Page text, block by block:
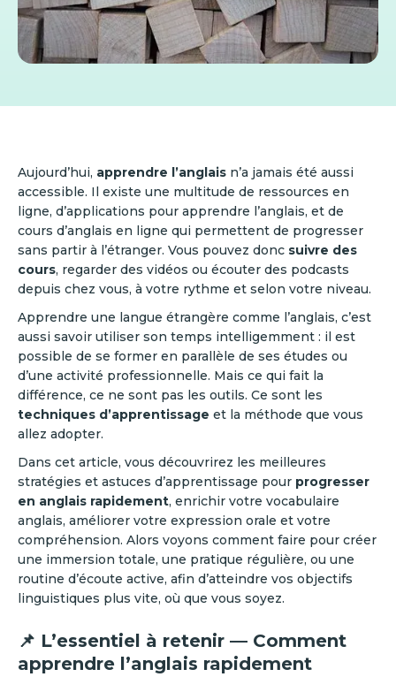
Aujourd’hui, apprendre l’anglais n’a jamais été aussi
accessible. Il existe une multitude de ressources en
ligne, d’applications pour apprendre l’anglais, et de
cours d’anglais en ligne qui permettent de progresser
sans partir à l’étranger. Vous pouvez donc suivre des
cours, regarder des vidéos ou écouter des podcasts
depuis chez vous, à votre rythme et selon votre niveau.
Apprendre une langue étrangère comme l’anglais, c’est
aussi savoir utiliser son temps intelligemment : il est
possible de se former en parallèle de ses études ou
d’une activité professionnelle. Mais ce qui fait la
différence, ce ne sont pas les outils. Ce sont les
techniques d’apprentissage et la méthode que vous
allez adopter.
Dans cet article, vous découvrirez les meilleures
stratégies et astuces d’apprentissage pour progresser
en anglais rapidement, enrichir votre vocabulaire
anglais, améliorer votre expression orale et votre
compréhension. Alors voyons comment faire pour créer
une immersion totale, une pratique régulière, ou une
routine d’écoute active, afin d’atteindre vos objectifs
linguistiques plus vite, où que vous soyez.
📌 L’essentiel à retenir — Comment
apprendre l’anglais rapidement